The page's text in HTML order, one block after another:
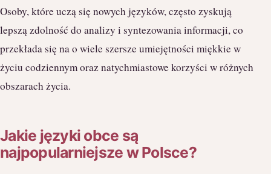
Osoby, które uczą się nowych języków, często zyskują
lepszą zdolność do analizy i syntezowania informacji, co
przekłada się na o wiele szersze umiejętności miękkie w
życiu codziennym oraz natychmiastowe korzyści w różnych
obszarach życia.
Jakie języki obce są
najpopularniejsze w Polsce?